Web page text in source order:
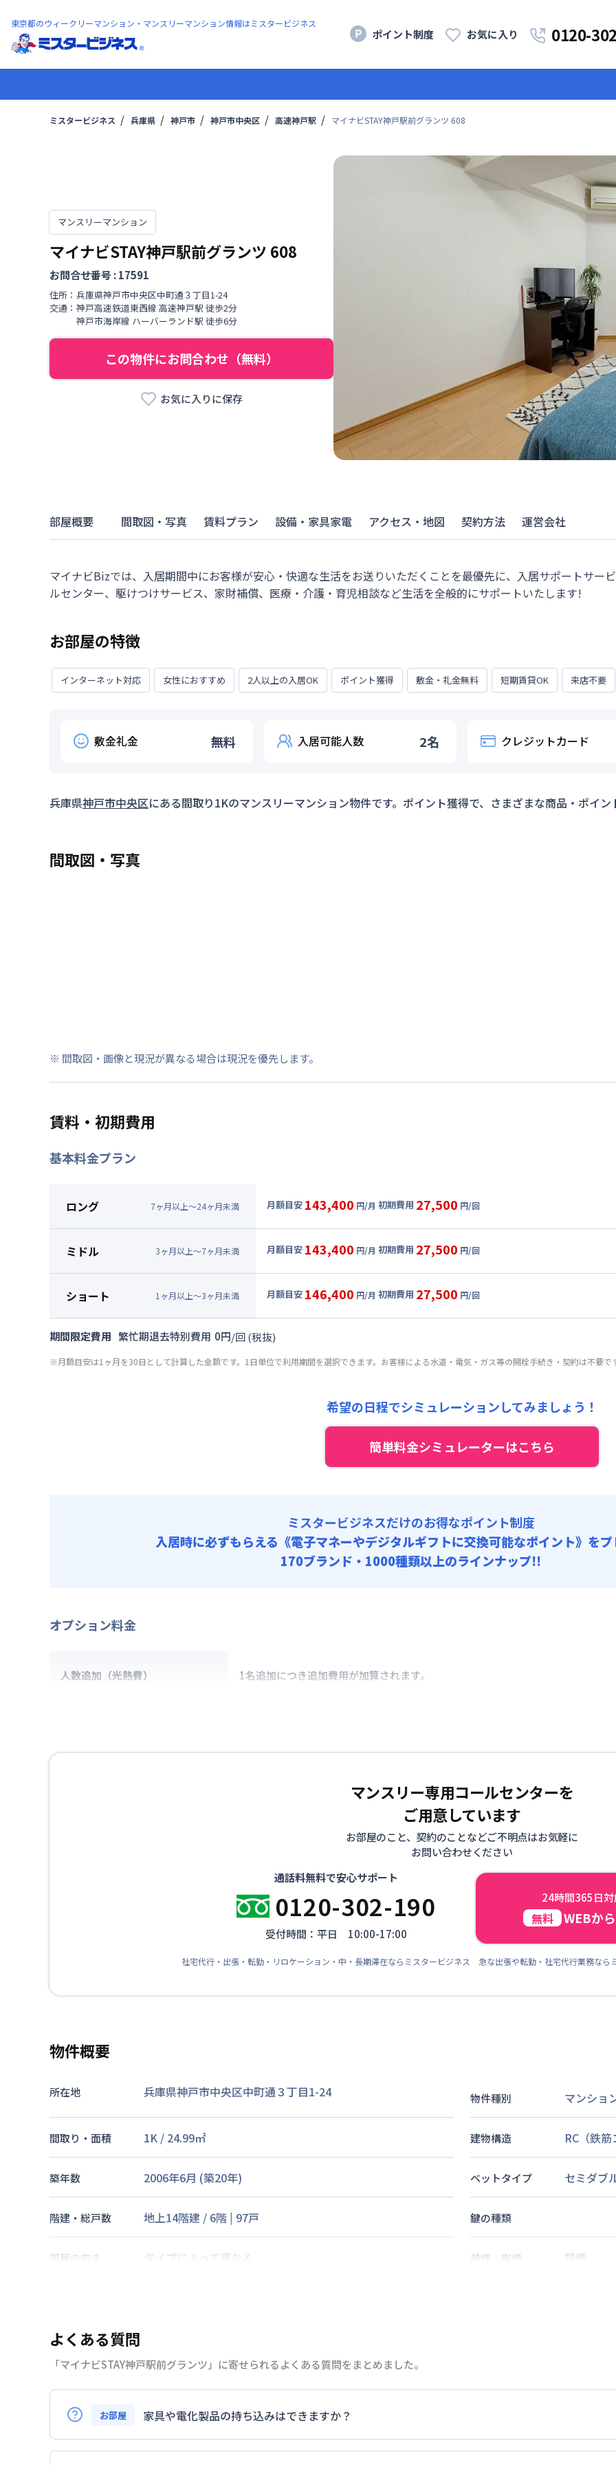
東京都のウィークリーマンション・マンスリーマンション情報はミスタービジネス
ポイント制度 お気に入り 0120-
ミスタービジネス 兵庫県 神戸市 神戸市中央区 高速神戸駅 マイナビSTAY神戸駅前グランツ 608
マンスリーマンション
マイナビSTAY神戸駅前グランツ 608
お問合せ番号 :17591
住所： 兵庫県神戸市中央区中町通３丁目1-24
交通： 神戸高速鉄道東西線 高速神戸駅 徒歩2分
神戸市海岸線 ハーバーランド駅 徒歩6分
この物件にお問合わせ（無料）
お気に入りに保存
部屋概要 間取図・写真 賃料プラン 設備・家具家電 アクセス・地図 契約方法 運営会社
マイナビBizでは、入居期間中にお客様が安心・快適な生活をお送りいただくことを最優先に、入居サポートサー
ルセンター、駆けつけサービス、家財補償、医療・介護・育児相談など生活を全般的にサポートいたします!
お部屋の特徴
インターネット対応 女性におすすめ 2人以上の入居OK ポイント獲得 敷金・礼金無料 短期賃貸OK 来店不要
敷金礼金 無料 入居可能人数 2名 クレジットカード
兵庫県神戸市中央区にある間取り1Kのマンスリーマンション物件です。ポイント獲得で、さまざまな商品・ポイ
間取図・写真
※ 間取図・画像と現況が異なる場合は現況を優先します。
賃料・初期費用
基本料金プラン
ロング 7ヶ月以上～24ヶ月未満 月額目安 143,400 円/月 初期費用 27,500 円/回
99,000円/月 (3,300円/日)
光熱費他 : 24,000円/月 (800円/日) (税抜)
清掃料他 : 25,000円/回 (税抜)
その他費用 :
ミドル 3ヶ月以上～7ヶ月未満 月額目安 143,400 円/月 初期費用 27,500 円/回
99,000円/月 (3,300円/日)
光熱費他 : 24,000円/月 (800円/日) (税抜)
清掃料他 :
その他費用 :
ショート 1 ヶ月以上～3ヶ月未満 月額目安 146,400 円/月 初期費用 27,500 円/回
月額賃料目安(30日利用)
光熱費他 : 24,000円/月 (800円/日) (税抜)
期間限定費用 繁忙期退去特別費用 0円/回(税抜)
※月額目安は1ヶ月を30日として計算した金額です。1日単位で利用期間を選択できます。お客様による水道・電気・ガス等の開栓手続き・契約は不要で
希望の日程でシミュレーションしてみましょう！
簡単料金シミュレーターはこちら
ミスタービジネスだけのお得なポイント制度
入居時に必ずもらえる 《電子マネーやデジタルギフトに交換可能なポイント》を
170ブランド・1000種類以上のラインナップ!!
オプション料金
人数追加（光熱費） 1名追加につき追加費用が加算されます。
マンスリー専用コールセンターを
ご用意しています
お部屋のこと、契約のことなどご不明点はお気軽に
お問い合わせください
通話料無料で安心サポート
0120-302-190
受付時間：平日 10:00-17:00
24時間365日
無料 WEBか
社宅代行・出張・転勤・リロケーション・中・長期滞在ならミスタービジネス 急な出張や転勤・社宅代行業務なら
物件概要
所在地 兵庫県神戸市中央区中町通３丁目1-24 物件種別 マンショ
間取り・面積 1K / 24.99㎡ 建物構造 RC（鉄
築年数 2006年6月 (築20年) ベットタイプ セミダブ
階建・総戸数 地上14階建 / 6階 | 97戸 鍵の種類
部屋の向き タイプによって異なる 禁煙・喫煙 禁煙
情報更新日 2026年7月23日
よくある質問
「マイナビSTAY神戸駅前グランツ」に寄せられるよくある質問をまとめました。
お部屋
家具や電化製品の持ち込みはできますか？
お持ち込みいただけます。